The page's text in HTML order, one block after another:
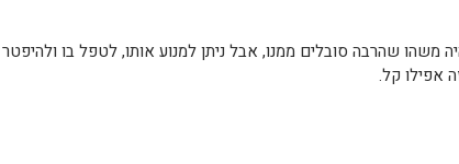
משהו שהרבה סובלים ממנו, אבל ניתן למנוע אותו, לטפל בו ולהיפטר
אפילו קל.